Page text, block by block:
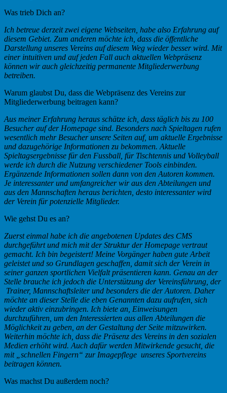
Was trieb Dich an?
Ich betreue derzeit zwei eigene Webseiten, habe also Erfahrung auf
diesem Gebiet. Zum anderen möchte ich, dass die öffentliche
Darstellung unseres Vereins auf diesem Weg wieder besser wird. Mit
einer intuitiven und auf jeden Fall auch aktuellen Webpräsenz
können wir auch gleichzeitig permanente Mitgliederwerbung
betreiben.
Warum glaubst Du, dass die Webpräsenz des Vereins zur
Mitgliederwerbung beitragen kann?
Aus meiner Erfahrung heraus schätze ich, dass täglich bis zu 100
Besucher auf der Homepage sind. Besonders nach Spieltagen rufen
wesentlich mehr Besucher unsere Seiten auf, um aktuelle Ergebnisse
und dazugehörige Informationen zu bekommen. Aktuelle
Spieltagsergebnisse für den Fussball, für Tischtennis und Volleyball
werde ich durch die Nutzung verschiedener Tools einbinden.
Ergänzende Informationen sollen dann von den Autoren kommen.
Je interessanter und umfangreicher wir aus den Abteilungen und
aus den Mannschaften heraus berichten, desto interessanter wird
der Verein für potenzielle Mitglieder.
Wie gehst Du es an?
Zuerst einmal habe ich die angebotenen Updates des CMS
durchgeführt und mich mit der Struktur der Homepage vertraut
gemacht. Ich bin begeistert! Meine Vorgänger haben gute Arbeit
geleistet und so Grundlagen geschaffen, damit sich der Verein in
seiner ganzen sportlichen Vielfalt präsentieren kann. Genau an der
Stelle brauche ich jedoch die Unterstützung der Vereinsführung, der
Trainer, Mannschaftsleiter und besonders die der Autoren. Daher
möchte an dieser Stelle die eben Genannten dazu aufrufen, sich
wieder aktiv einzubringen. Ich biete an, Einweisungen
durchzuführen, um den Interessierten aus allen Abteilungen die
Möglichkeit zu geben, an der Gestaltung der Seite mitzuwirken.
Weiterhin möchte ich, dass die Präsenz des Vereins in den sozialen
Medien erhöht wird. Auch dafür werden Mitwirkende gesucht, die
mit „schnellen Fingern“ zur Imagepflege unseres Sportvereins
beitragen können.
Was machst Du außerdem noch?